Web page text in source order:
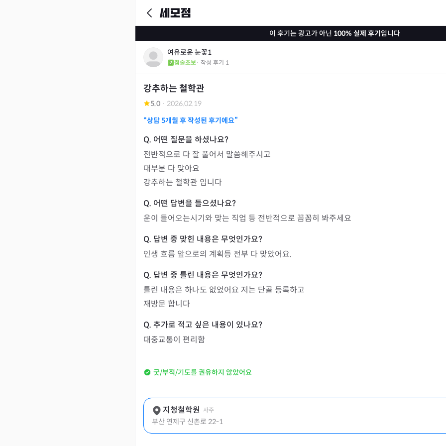
이 후기는 광고가 아닌 100% 실제 후기입니다
여유로운 눈꽃1
점술초보· 작성 후기 1
강추하는 철학관
5.0 · 2026.02.19
“상담 5개월 후 작성된 후기에요”
전반적으로 다 잘 풀어서 말씀해주시고
대부분 다 맞아요
강추하는 철학관 입니다
운이 들어오는시기와 맞는 직업 등 전반적으로 꼼꼼히 봐주세요
인생 흐름 앞으로의 계획등 전부 다 맞았어요.
틀린 내용은 하나도 없었어요 저는 단골 등록하고
재방문 합니다
대중교통이 편리함
굿/부적/기도를 권유하지 않았어요
지청철학원 사주
부산 연제구 신촌로 22-1